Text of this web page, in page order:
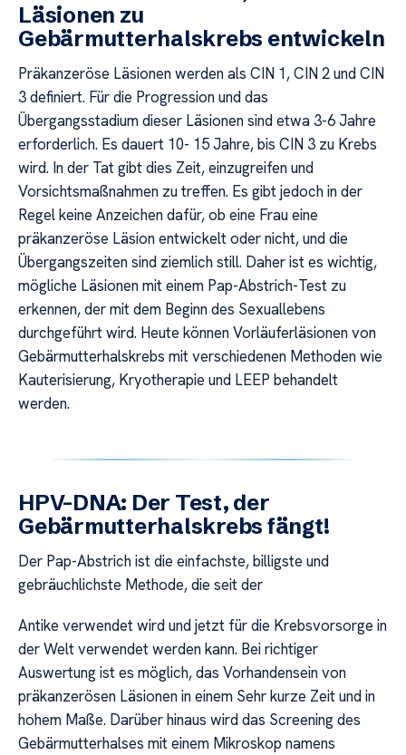
Läsionen zu
Gebärmutterhalskrebs entwickeln
Präkanzeröse Läsionen werden als CIN 1, CIN 2 und CIN
3 definiert. Für die Progression und das
Übergangsstadium dieser Läsionen sind etwa 3-6 Jahre
erforderlich. Es dauert 10- 15 Jahre, bis CIN 3 zu Krebs
wird. In der Tat gibt dies Zeit, einzugreifen und
Vorsichtsmaßnahmen zu treffen. Es gibt jedoch in der
Regel keine Anzeichen dafür, ob eine Frau eine
präkanzeröse Läsion entwickelt oder nicht, und die
Übergangszeiten sind ziemlich still. Daher ist es wichtig,
mögliche Läsionen mit einem Pap-Abstrich-Test zu
erkennen, der mit dem Beginn des Sexuallebens
durchgeführt wird. Heute können Vorläuferläsionen von
Gebärmutterhalskrebs mit verschiedenen Methoden wie
Kauterisierung, Kryotherapie und LEEP behandelt
werden.
HPV-DNA: Der Test, der
Gebärmutterhalskrebs fängt!
Der Pap-Abstrich ist die einfachste, billigste und
gebräuchlichste Methode, die seit der
Antike verwendet wird und jetzt für die Krebsvorsorge in
der Welt verwendet werden kann. Bei richtiger
Auswertung ist es möglich, das Vorhandensein von
präkanzerösen Läsionen in einem Sehr kurze Zeit und in
hohem Maße. Darüber hinaus wird das Screening des
Gebärmutterhalses mit einem Mikroskop namens